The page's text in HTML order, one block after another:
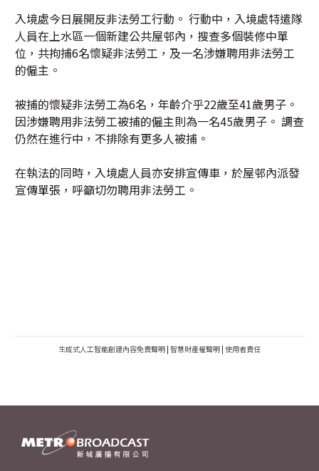
入境處今日展開反非法勞工行動。 行動中，入境處特遣隊
人員在上水區一個新建公共屋邨內，搜查多個裝修中單
位，共拘捕6名懷疑非法勞工，及一名涉嫌聘用非法勞工
的僱主。
被捕的懷疑非法勞工為6名，年齡介乎22歲至41歲男子。
因涉嫌聘用非法勞工被捕的僱主則為一名45歲男子。 調查
仍然在進行中，不排除有更多人被捕。
在執法的同時，入境處人員亦安排宣傳車，於屋邨內派發
宣傳單張，呼籲切勿聘用非法勞工。
生成式人工智能創建內容免責聲明 | 智慧財產權聲明 | 使用者責任